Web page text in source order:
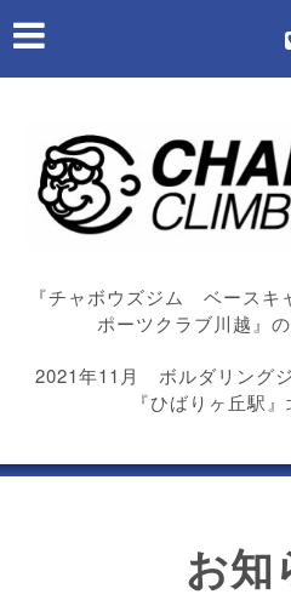
『チャボウズジム ベース
ポーツクラブ川越』
2021年11月 ボルダリング
『ひばりヶ丘駅
お知